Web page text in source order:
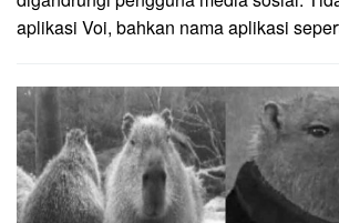
aplikasi Voi, bahkan nama aplikasi